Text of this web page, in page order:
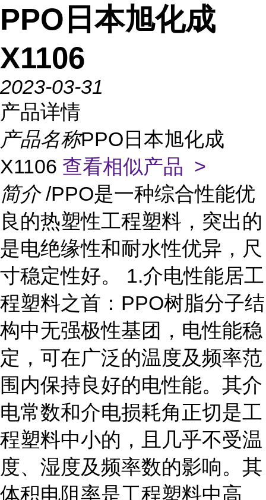
PPO日本旭化成
X1106
2023-03-31
产品详情
产品名称PPO日本旭化成
X1106 查看相似产品 >
简介 /PPO是一种综合性能优
良的热塑性工程塑料，突出的
是电绝缘性和耐水性优异，尺
寸稳定性好。 1.介电性能居工
程塑料之首：PPO树脂分子结
构中无强极性基团，电性能稳
定，可在广泛的温度及频率范
围内保持良好的电性能。其介
电常数和介电损耗角正切是工
程塑料中小的，且几乎不受温
度、湿度及频率数的影响。其
体积电阻率是工程塑料中高